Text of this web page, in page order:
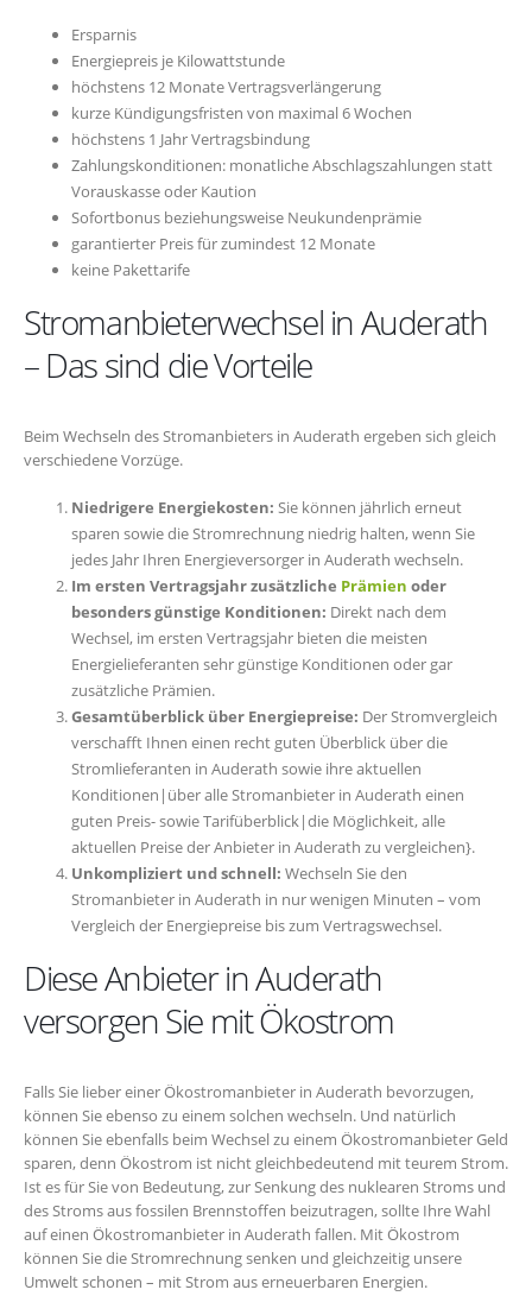
Ersparnis
Energiepreis je Kilowattstunde
höchstens 12 Monate Vertragsverlängerung
kurze Kündigungsfristen von maximal 6 Wochen
höchstens 1 Jahr Vertragsbindung
Zahlungskonditionen: monatliche Abschlagszahlungen statt
Vorauskasse oder Kaution
Sofortbonus beziehungsweise Neukundenprämie
garantierter Preis für zumindest 12 Monate
keine Pakettarife
Stromanbieterwechsel in Auderath
– Das sind die Vorteile
Beim Wechseln des Stromanbieters in Auderath ergeben sich gleich
verschiedene Vorzüge.
Niedrigere Energiekosten: Sie können jährlich erneut
sparen sowie die Stromrechnung niedrig halten, wenn Sie
jedes Jahr Ihren Energieversorger in Auderath wechseln.
Im ersten Vertragsjahr zusätzliche Prämien oder
besonders günstige Konditionen: Direkt nach dem
Wechsel, im ersten Vertragsjahr bieten die meisten
Energielieferanten sehr günstige Konditionen oder gar
zusätzliche Prämien.
Gesamtüberblick über Energiepreise: Der Stromvergleich
verschafft Ihnen einen recht guten Überblick über die
Stromlieferanten in Auderath sowie ihre aktuellen
Konditionen|über alle Stromanbieter in Auderath einen
guten Preis- sowie Tarifüberblick|die Möglichkeit, alle
aktuellen Preise der Anbieter in Auderath zu vergleichen}.
Unkompliziert und schnell: Wechseln Sie den
Stromanbieter in Auderath in nur wenigen Minuten – vom
Vergleich der Energiepreise bis zum Vertragswechsel.
Diese Anbieter in Auderath
versorgen Sie mit Ökostrom
Falls Sie lieber einer Ökostromanbieter in Auderath bevorzugen,
können Sie ebenso zu einem solchen wechseln. Und natürlich
können Sie ebenfalls beim Wechsel zu einem Ökostromanbieter Geld
sparen, denn Ökostrom ist nicht gleichbedeutend mit teurem Strom.
Ist es für Sie von Bedeutung, zur Senkung des nuklearen Stroms und
des Stroms aus fossilen Brennstoffen beizutragen, sollte Ihre Wahl
auf einen Ökostromanbieter in Auderath fallen. Mit Ökostrom
können Sie die Stromrechnung senken und gleichzeitig unsere
Umwelt schonen – mit Strom aus erneuerbaren Energien.